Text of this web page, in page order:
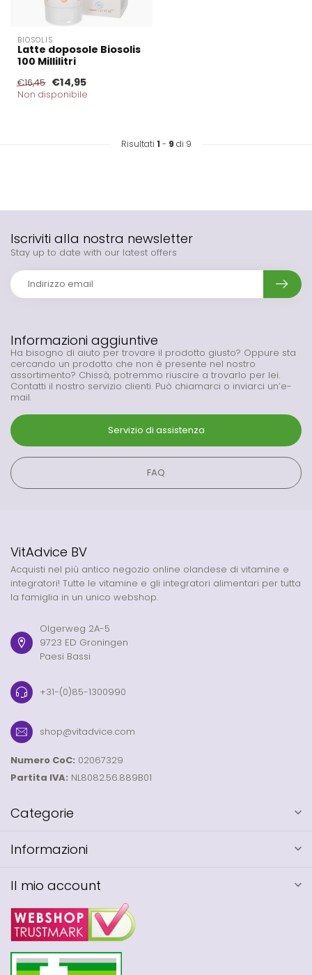
BIOSOLIS
Latte doposole Biosolis
100 Millilitri
€16,45 €14,95
Non disponibile
Risultati 1 - 9 di 9
Informazioni aggiuntive
Ha bisogno di aiuto per trovare il prodotto giusto? Oppure sta
cercando un prodotto che non è presente nel nostro
assortimento? Chissà, potremmo riuscire a trovarlo per lei.
Contatti il nostro servizio clienti. Può chiamarci o inviarci un’e-
mail.
Servizio di assistenza
FAQ
Iscriviti alla nostra newsletter
Stay up to date with our latest offers
VitAdvice BV
Acquisti nel più antico negozio online olandese di vitamine e
integratori! Tutte le vitamine e gli integratori alimentari per tutta
la famiglia in un unico webshop.
Olgerweg 2A-5
9723 ED Groningen
Paesi Bassi
+31-(0)85-1300990
shop@vitadvice.com
Numero CoC: 02067329
Partita IVA: NL8082.56.889B01
Categorie
Informazioni
Il mio account